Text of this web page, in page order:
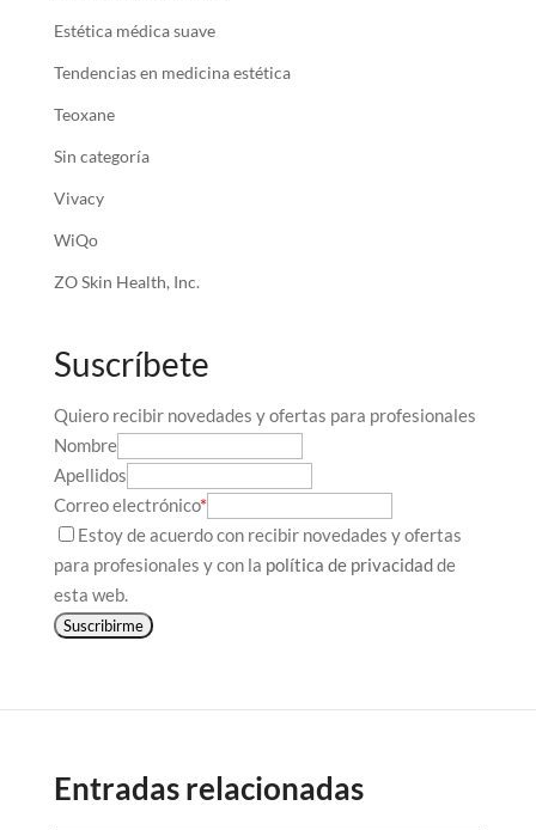
Estética médica suave
Tendencias en medicina estética
Teoxane
Sin categoría
Vivacy
WiQo
ZO Skin Health, Inc.
Suscríbete
Quiero recibir novedades y ofertas para profesionales
Nombre
Apellidos
Correo electrónico*
Estoy de acuerdo con recibir novedades y ofertas
para profesionales y con la política de privacidadde
esta web.
Suscribirme
Entradas relacionadas